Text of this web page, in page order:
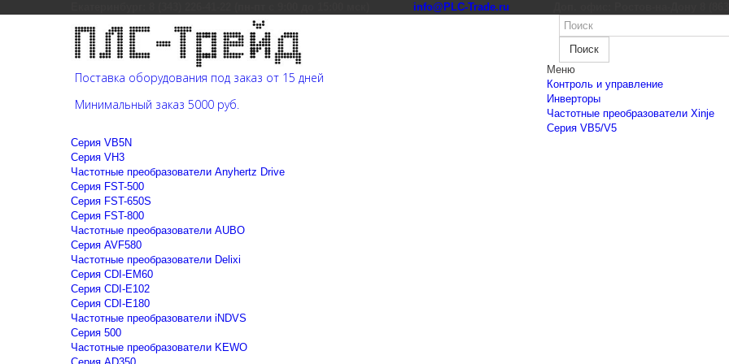
info@PLC-Trade.ru
Поставка оборудования под заказ от 15 дней
Минимальный заказ 5000 руб.
Поиск
Меню
Контроль и управление
Инверторы
Частотные преобразователи Xinje
Cерия VB5/V5
Cерия VB5N
Cерия VH3
Частотные преобразователи Anyhertz Drive
Серия FST-500
Серия FST-650S
Серия FST-800
Частотные преобразователи AUBO
Серия AVF580
Частотные преобразователи Delixi
Серия CDI-EM60
Серия CDI-E102
Серия CDI-E180
Частотные преобразователи iNDVS
Серия 500
Частотные преобразователи KEWO